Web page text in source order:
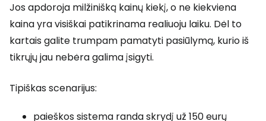
Jos apdoroja milžinišką kainų kiekį, o ne kiekviena
kaina yra visiškai patikrinama realiuoju laiku. Dėl to
kartais galite trumpam pamatyti pasiūlymą, kurio iš
tikrųjų jau nebėra galima įsigyti.
Tipiškas scenarijus:
paieškos sistema randa skrydį už 150 eurų